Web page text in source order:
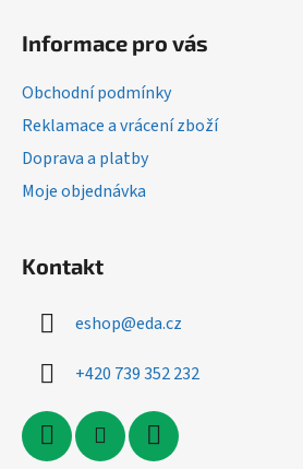
Informace pro vás
Obchodní podmínky
Reklamace a vrácení zboží
Doprava a platby
Moje objednávka
Kontakt
eshop@eda.cz
+420 739 352 232